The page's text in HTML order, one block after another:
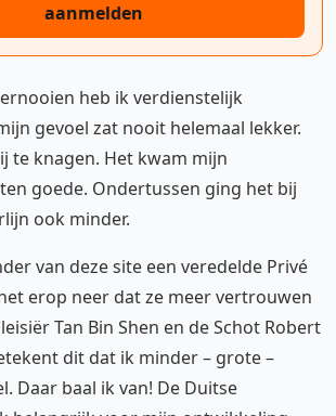
aanmelden
heb ik verdienstelijk
gevoel zat nooit helemaal lekker.
te knagen. Het kwam mijn
goede. Ondertussen ging het bij
ook minder.
van deze site een veredelde Privé
erop neer dat ze meer vertrouwen
Tan Bin Shen en de Schot Robert
dit dat ik minder – grote –
Daar baal ik van! De Duitse